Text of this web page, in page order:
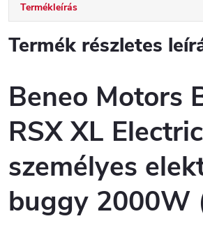
Termékleírás
Termék részletes
Beneo Motors
RSX XL
személyes
buggy 2000W